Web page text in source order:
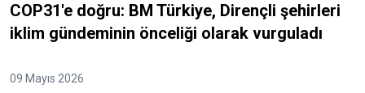
COP31'e doğru: BM Türkiye, Dirençli şehirleri
iklim gündeminin önceliği olarak vurguladı
09 Mayıs 2026